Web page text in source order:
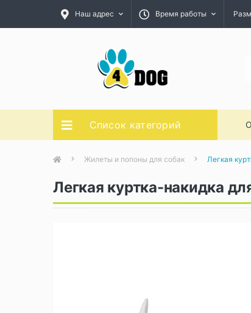
Наш адрес Время работы
Список категорий
Жилеты и попоны для собак Легкая
Легкая куртка-накидка